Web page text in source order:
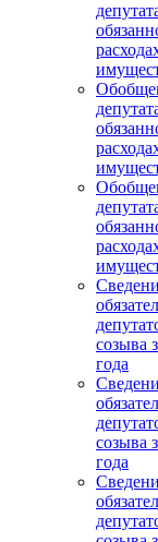
созыва
года
созыва
года